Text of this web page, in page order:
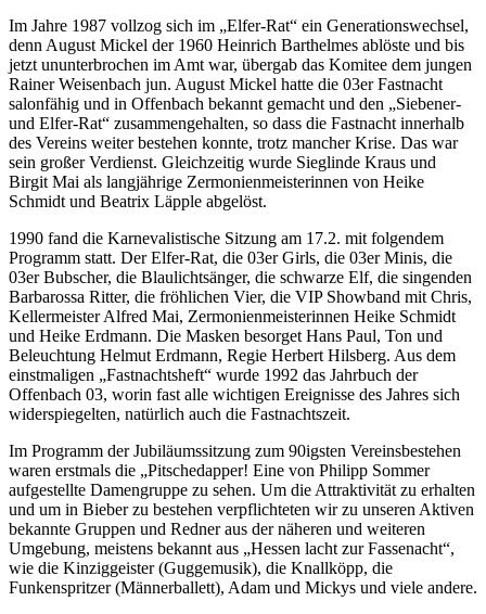
Im Jahre 1987 vollzog sich im „Elfer-Rat“ ein Generationswechsel,
denn August Mickel der 1960 Heinrich Barthelmes ablöste und bis
jetzt ununterbrochen im Amt war, übergab das Komitee dem jungen
Rainer Weisenbach jun. August Mickel hatte die 03er Fastnacht
salonfähig und in Offenbach bekannt gemacht und den „Siebener-
und Elfer-Rat“ zusammengehalten, so dass die Fastnacht innerhalb
des Vereins weiter bestehen konnte, trotz mancher Krise. Das war
sein großer Verdienst. Gleichzeitig wurde Sieglinde Kraus und
Birgit Mai als langjährige Zermonienmeisterinnen von Heike
Schmidt und Beatrix Läpple abgelöst.
1990 fand die Karnevalistische Sitzung am 17.2. mit folgendem
Programm statt. Der Elfer-Rat, die 03er Girls, die 03er Minis, die
03er Bubscher, die Blaulichtsänger, die schwarze Elf, die singenden
Barbarossa Ritter, die fröhlichen Vier, die VIP Showband mit Chris,
Kellermeister Alfred Mai, Zermonienmeisterinnen Heike Schmidt
und Heike Erdmann. Die Masken besorget Hans Paul, Ton und
Beleuchtung Helmut Erdmann, Regie Herbert Hilsberg. Aus dem
einstmaligen „Fastnachtsheft“ wurde 1992 das Jahrbuch der
Offenbach 03, worin fast alle wichtigen Ereignisse des Jahres sich
widerspiegelten, natürlich auch die Fastnachtszeit.
Im Programm der Jubiläumssitzung zum 90igsten Vereinsbestehen
waren erstmals die „Pitschedapper! Eine von Philipp Sommer
aufgestellte Damengruppe zu sehen. Um die Attraktivität zu erhalten
und um in Bieber zu bestehen verpflichteten wir zu unseren Aktiven
bekannte Gruppen und Redner aus der näheren und weiteren
Umgebung, meistens bekannt aus „Hessen lacht zur Fassenacht“,
wie die Kinziggeister (Guggemusik), die Knallköpp, die
Funkenspritzer (Männerballett), Adam und Mickys und viele andere.